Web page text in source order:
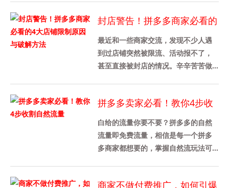
封店警告！拼多多商家必看的
4大店铺限制原因与破解方法
最近和一些商家交流，发现不少人遇
到过店铺突然被限流、活动报不了，
甚至直接被封店的情况。辛辛苦苦做
我......
拼多多卖家必看！教你4步收
割自然流量
白给的流量你要不要？拼多多的自然
流量即免费流量，相信是每一个拼多
多商家都想要的，掌握自然流玩法可
商家不做付费推广，如何引爆